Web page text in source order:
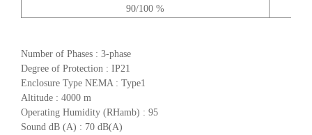
90/100 %
Number of Phases : 3-phase
Degree of Protection : IP21
Enclosure Type NEMA : Type1
Altitude : 4000 m
Operating Humidity (RHamb) : 95
Sound dB (A) : 70 dB(A)